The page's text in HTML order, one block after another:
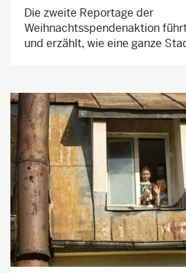
Die zweite Reportage der
Weihnachtsspendenaktion
und erzählt, wie eine ganze